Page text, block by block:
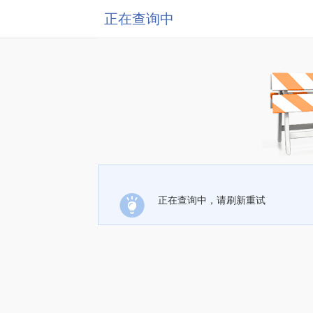
正在查询中
正在查询中，请刷新重试